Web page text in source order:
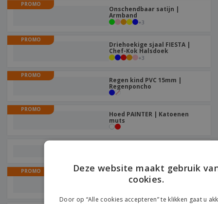
PROMO
Onschendbaar satijn |
Armband
+3
PROMO
Driehoekige sjaal FIESTA |
Chef-Kok Halsdoek
+3
PROMO
Regen kind PVC 15mm |
Regenponcho
PROMO
Hoed PAINTER | Katoenen
muts
PROMO
Buisvormig STONE | Nek
warmer
Deze website maakt gebruik
cookies.
Door op “Alle cookies accepteren” te klikken gaat u